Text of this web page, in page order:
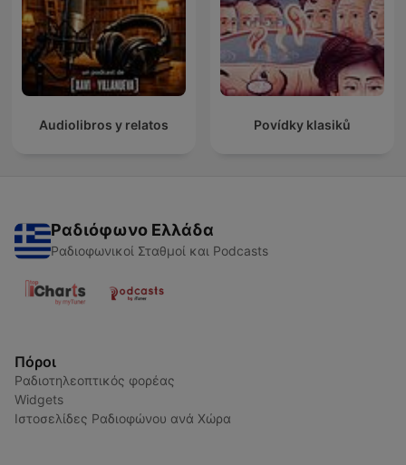
Audiolibros y relatos Povídky klasiků
Ραδιόφωνο Ελλάδα
Ραδιοφωνικοί Σταθμοί και Podcasts
Πόροι
Ραδιοτηλεοπτικός φορέας
Widgets
Ιστοσελίδες Ραδιοφώνου ανά Χώρα